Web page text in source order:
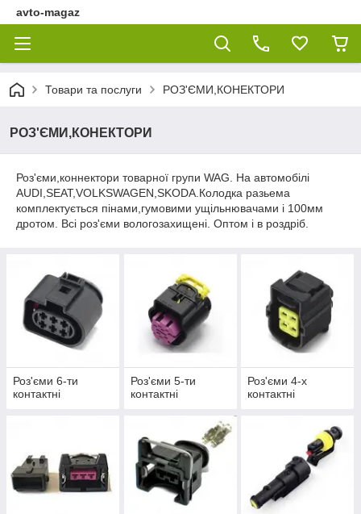
avto-magaz
Товари та послуги РОЗ'ЄМИ,КОНЕКТОРИ
РОЗ'ЄМИ,КОНЕКТОРИ
Роз'єми,коннектори товарної групи WAG. На автомобілі
AUDI,SEAT,VOLKSWAGEN,SKODA.Колодка разьема
комплектується пінами,гумовими ущільнювачами і 100мм
дротом. Всі роз'єми вологозахищені. Оптом і в роздріб.
Роз'єми 6-ти
контактні
Роз'єми 5-ти
контактні
Роз'єми 4-х
контактні